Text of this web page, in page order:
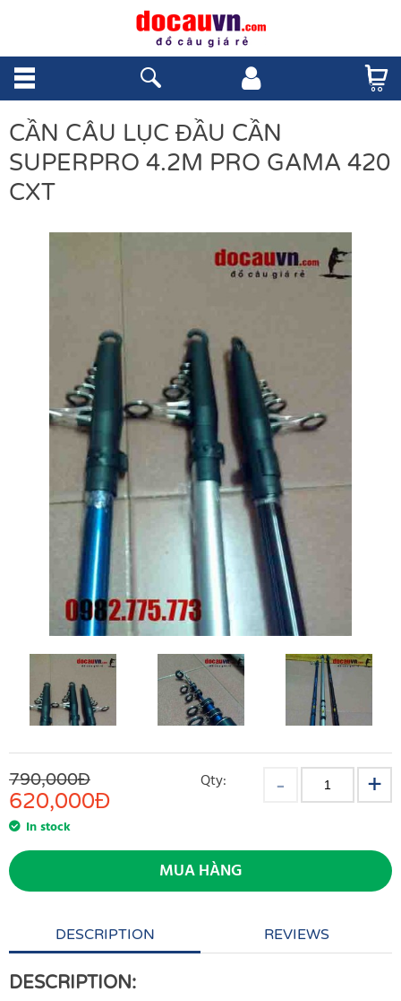
CẦN CÂU LỤC ĐẦU CẦN
SUPERPRO 4.2M PRO GAMA 420
CXT
790,000Đ
620,000Đ
In stock
Qty:
MUA HÀNG
DESCRIPTION REVIEWS
DESCRIPTION: